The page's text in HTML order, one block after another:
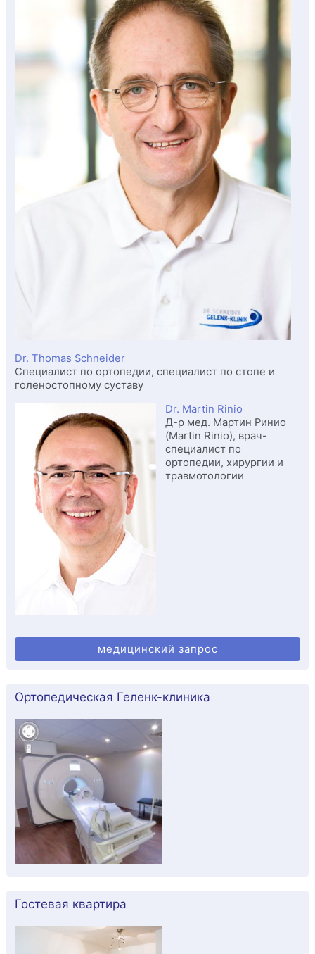
Dr. Thomas Schneider
Специалист по ортопедии, специалист по стопе и
голеностопному суставу
Dr. Martin Rinio
Д-р мед. Мартин Ринио
(Martin Rinio), врач-
специалист по
ортопедии, хирургии и
травмотологии
медицинский запрос
Ортопедическая Геленк-клиника
Гостевая квартира